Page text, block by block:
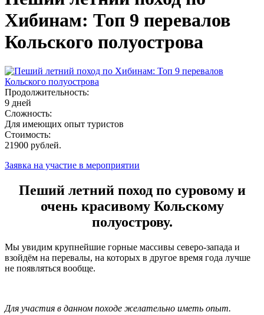
Хибинам: Топ 9 перевалов
Кольского полуострова
Продолжительность:
9 дней
Сложность:
Для имеющих опыт туристов
Стоимость:
21900 рублей.
Заявка на участие в мероприятии
Пеший летний поход по суровому и
очень красивому Кольскому
полуострову.
Мы увидим крупнейшие горные массивы северо-запада и
взойдём на перевалы, на которых в другое время года лучше
не появляться вообще.
Для участия в данном походе желательно иметь опыт.